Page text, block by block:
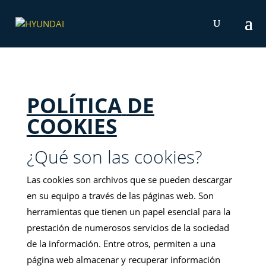
POLÍTICA DE
COOKIES
¿Qué son las cookies?
Las cookies son archivos que se pueden descargar
en su equipo a través de las páginas web. Son
herramientas que tienen un papel esencial para la
prestación de numerosos servicios de la sociedad
de la información. Entre otros, permiten a una
página web almacenar y recuperar información